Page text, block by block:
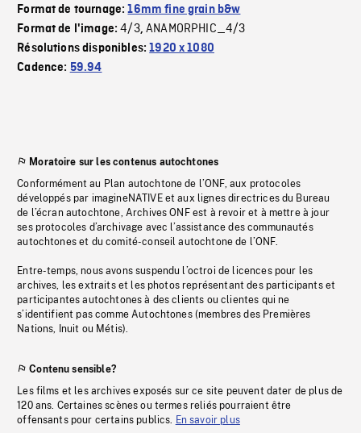
Format de tournage:16mm fine grain b&w
Format de l'image:4/3,ANAMORPHIC_4/3
Résolutions disponibles:1920 x 1080
Cadence: 59.94
Moratoire sur les contenus autochtones
Conformément au Plan autochtone de l’ONF, aux protocoles
développés par imagineNATIVE et aux lignes directrices du Bureau
de l’écran autochtone, Archives ONF est à revoir et à mettre à jour
ses protocoles d’archivage avec l’assistance des communautés
autochtones et du comité-conseil autochtone de l’ONF.
Entre-temps, nous avons suspendu l’octroi de licences pour les
archives, les extraits et les photos représentant des participants et
participantes autochtones à des clients ou clientes qui ne
s’identifient pas comme Autochtones (membres des Premières
Nations, Inuit ou Métis).
Contenu sensible?
Les films et les archives exposés sur ce site peuvent dater de plus de
120 ans. Certaines scènes ou termes reliés pourraient être
offensants pour certains publics. En savoir plus